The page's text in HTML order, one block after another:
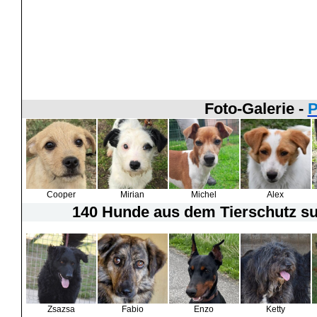
Foto-Galerie -
Cooper Mirian Michel Alex
140 Hunde aus dem Tierschutz
Zsazsa Fabio Enzo Ketty